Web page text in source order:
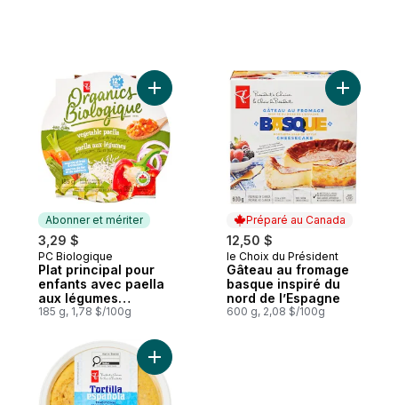
Abonner et mériter
3,29 $
Abonner et mériter
PC Biologique
Plat principal pour
enfants avec paella
aux légumes
Biologique
185 g, 1,78 $/100g
Ajouter Plat principal pour enfants avec
Préparé au Canada
12,50 $
Préparé au Canada
le Choix du Président
Gâteau au fromage
basque inspiré du
nord de l’Espagne
600 g, 2,08 $/100g
Ajouter
Ajouter Omelette espagnole